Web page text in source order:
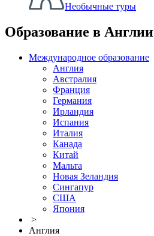
Необычные туры
Образование в Англии
Международное образование
Англия
Австралия
Франция
Германия
Ирландия
Испания
Италия
Канада
Китай
Мальта
Новая Зеландия
Сингапур
США
Япония
>
Англия